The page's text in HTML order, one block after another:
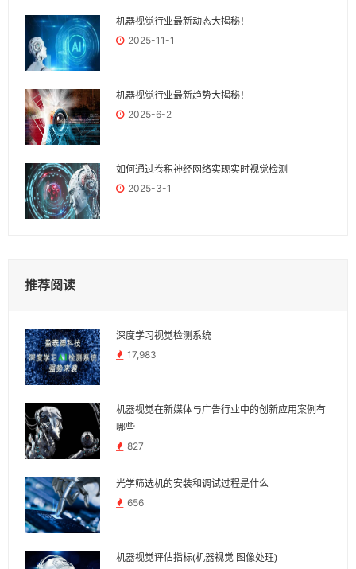
机器视觉行业最新动态大揭秘！
2025-11-1
机器视觉行业最新趋势大揭秘！
2025-6-2
如何通过卷积神经网络实现实时视觉检测
2025-3-1
推荐阅读
深度学习视觉检测系统
17,983
机器视觉在新媒体与广告行业中的创新应用案例有
哪些
827
光学筛选机的安装和调试过程是什么
656
机器视觉评估指标(机器视觉 图像处理)